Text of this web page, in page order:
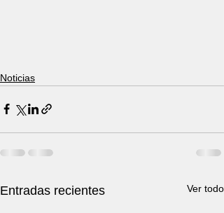
Noticias
Entradas recientes Ver todo